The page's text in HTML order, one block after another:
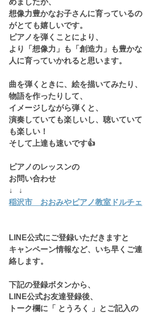
想像力豊かなお子さんに育っているの
がとても嬉しいです。
ピアノを弾くことにより、
より「想像力」も「創造力」も豊かな
人に育っていかれると思います。
曲を弾くときに、絵を描いてみたり、
物語を作ったりして、
イメージしながら弾くと、
演奏していても楽しいし、聴いていて
も楽しい！
そして上達も速いです👍
ピアノのレッスンの
お問い合わせ
↓   ↓
稲沢市　おおみやピアノ教室ドルチェ
LINE公式にご登録いただきますと
キャンペーン情報など、いち早くご連
絡します。
下記の登録ボタンから、
LINE公式お友達登録後、
トーク欄に「 とうろく 」とご記入の